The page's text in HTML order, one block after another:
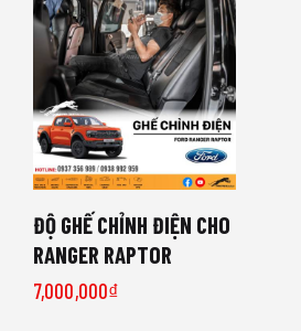
ĐỘ GHẾ CHỈNH ĐIỆN CHO
RANGER RAPTOR
7,000,000₫